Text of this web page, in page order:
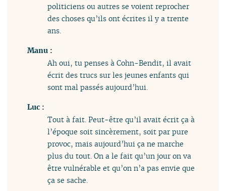
politiciens ou autres se voient reprocher
des choses qu’ils ont écrites il y a trente
ans.
Manu :
Ah oui, tu penses à Cohn-Bendit, il avait
écrit des trucs sur les jeunes enfants qui
sont mal passés aujourd’hui.
Luc :
Tout à fait. Peut-être qu’il avait écrit ça à
l’époque soit sincèrement, soit par pure
provoc, mais aujourd’hui ça ne marche
plus du tout. On a le fait qu’un jour on va
être vulnérable et qu’on n’a pas envie que
ça se sache.